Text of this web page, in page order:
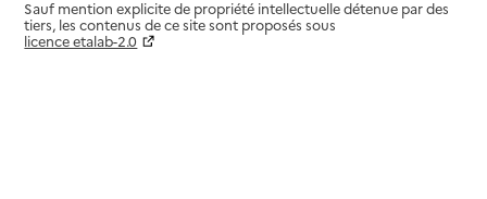
Sauf mention explicite de propriété intellectuelle détenue par des
tiers, les contenus de ce site sont proposés sous
licence etalab-2.0